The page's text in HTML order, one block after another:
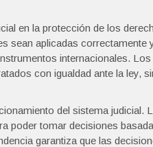
en la protección de los
sean aplicadas correctamente
internacionales. Los
con igualdad ante la ley,
del sistema judicial.
poder tomar decisiones
garantiza que las